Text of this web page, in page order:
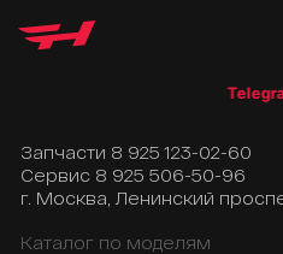
Запчасти 8 925 123-02-60
Сервис 8 925 506-50-96
г. Москва, Ленинский
Каталог по моделям